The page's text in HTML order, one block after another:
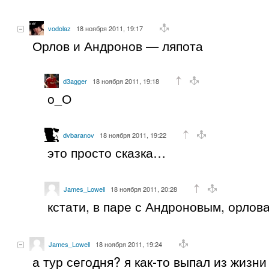
vodolaz 18 ноября 2011, 19:17
Орлов и Андронов — ляпота
d3agger 18 ноября 2011, 19:18
о_О
dvbaranov 18 ноября 2011, 19:22
это просто сказка…
James_Lowell 18 ноября 2011, 20:28
кстати, в паре с Андроновым,
James_Lowell 18 ноября 2011, 19:24
а тур сегодня? я как-то выпал из жизни